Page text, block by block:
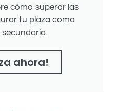
cómo superar las
tu plaza como
ahora!